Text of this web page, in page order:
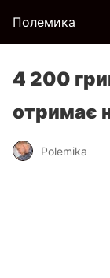
Полемика
4 200
отримає
Polemika